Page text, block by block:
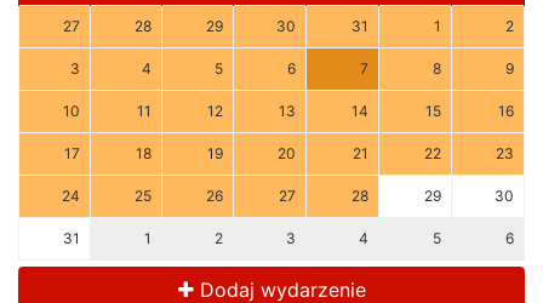
27 28 29 30 31 1 2
3 4 5 6 7 8 9
10 11 12 13 14 15 16
17 18 19 20 21 22 23
24 25 26 27 28 29 30
31 1 2 3 4 5 6
Dodaj wydarzenie